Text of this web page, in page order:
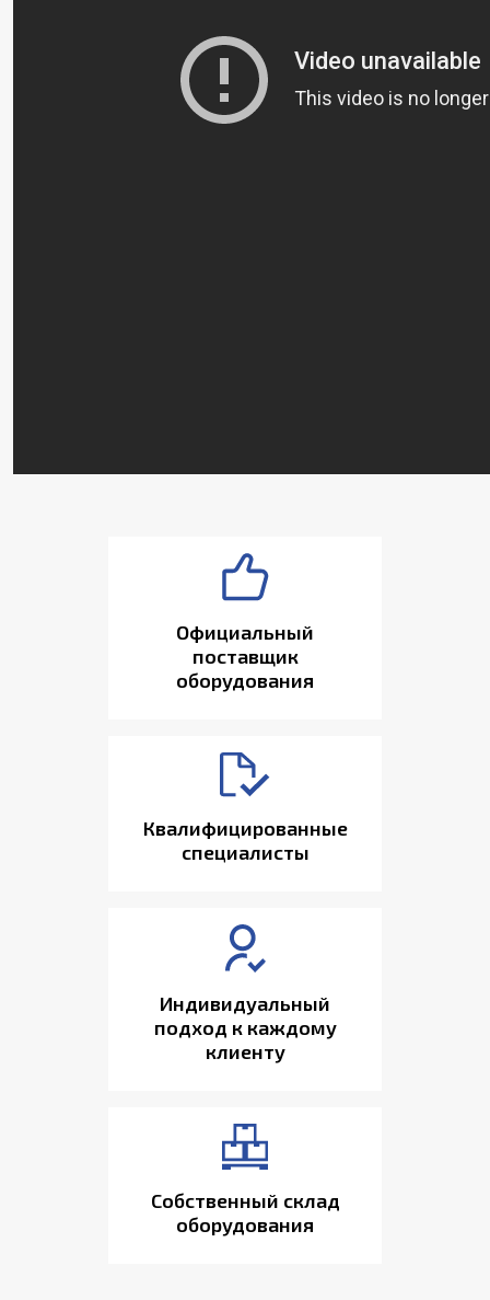
Официальный
поставщик
оборудования
Квалифицированные
специалисты
Индивидуальный
подход к каждому
клиенту
Собственный склад
оборудования